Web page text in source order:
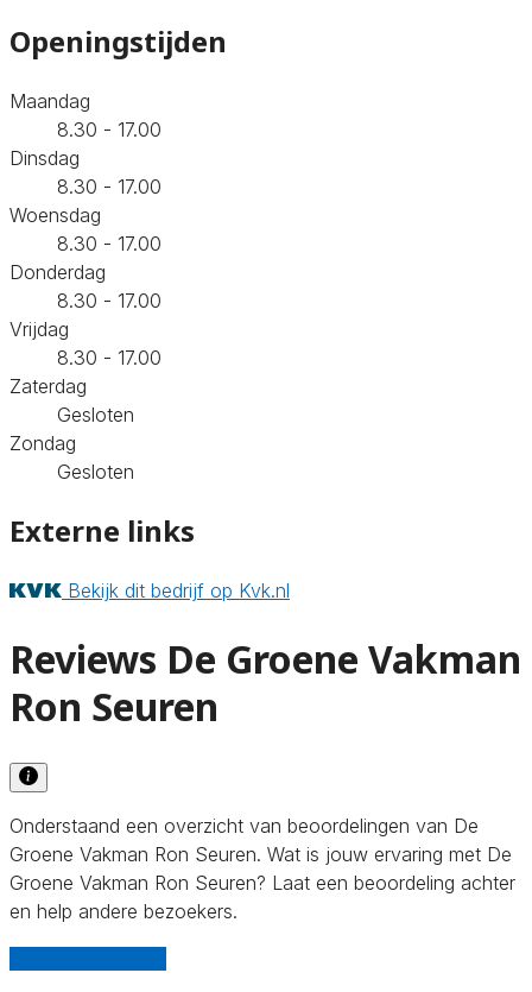
Openingstijden
Maandag
8.30 - 17.00
Dinsdag
8.30 - 17.00
Woensdag
8.30 - 17.00
Donderdag
8.30 - 17.00
Vrijdag
8.30 - 17.00
Zaterdag
Gesloten
Zondag
Gesloten
Externe links
Bekijk dit bedrijf op Kvk.nl
Reviews De Groene Vakman
Ron Seuren
Onderstaand een overzicht van beoordelingen van De
Groene Vakman Ron Seuren. Wat is jouw ervaring met De
Groene Vakman Ron Seuren? Laat een beoordeling achter
en help andere bezoekers.